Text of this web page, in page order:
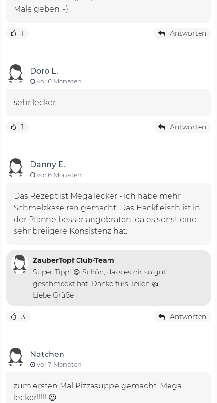
Male geben :-)
1 Antworten
Doro L.
vor 6 Monaten
sehr lecker
1 Antworten
Danny E.
vor 6 Monaten
Das Rezept ist Mega lecker - ich habe mehr
Schmelzkäse ran gemacht. Das Hackfleisch ist in
der Pfanne besser angebraten, da es sonst eine
sehr breiigere Konsistenz hat.
ZauberTopf Club-Team
Super Tipp! 😋 Schön, dass es dir so gut
geschmeckt hat. Danke fürs Teilen 👍
Liebe Grüße
3 Antworten
Natchen
vor 7 Monaten
zum ersten Mal Pizzasuppe gemacht. Mega
lecker!!!!! 😍